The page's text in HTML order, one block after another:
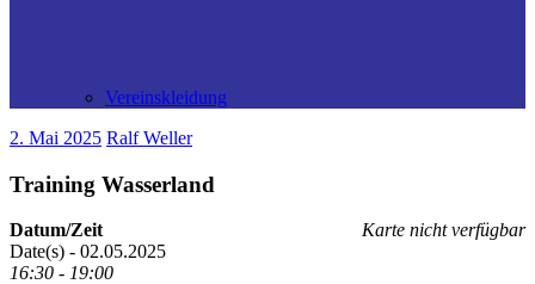
Vereinskleidung
2. Mai 2025 Ralf Weller
Training Wasserland
Karte nicht verfügbar
Datum/Zeit
Date(s) - 02.05.2025
16:30 - 19:00